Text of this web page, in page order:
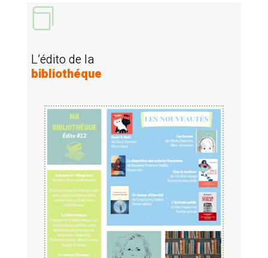

L’édito de la
bibliothéque